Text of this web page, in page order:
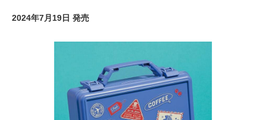
2024年7月19日 発売